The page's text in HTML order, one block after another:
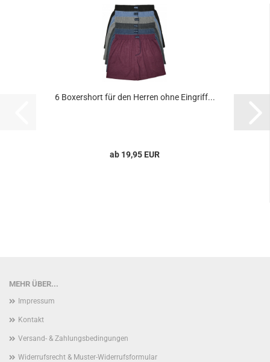
6 Boxershort für den Herren ohne Eingriff...
ab 19,95 EUR
MEHR ÜBER...
Impressum
Kontakt
Versand- & Zahlungsbedingungen
Widerrufsrecht & Muster-Widerrufsformular